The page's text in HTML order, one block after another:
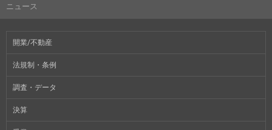
ニュース
開業/不動産
法規制・条例
調査・データ
決算